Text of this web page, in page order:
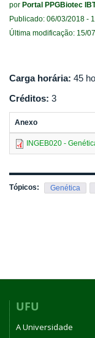
por Portal PPGBiotec
Publicado: 06/03/2018 -
Última modificação: 15/
Carga horária: 45
Créditos: 3
Anexo
INGEB020 -
Tópicos: Genética
UFU
A Universidade